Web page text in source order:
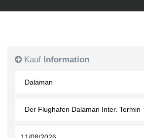
Kauf Information
Dalaman
Der Flughafen Dalaman Inter. Termin